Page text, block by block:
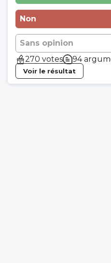
Non
Sans opinion
270 votes
94
Voir le résultat